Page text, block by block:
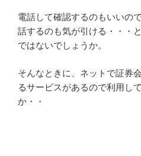
電話して確認するのもいいの
話するのも気が引ける・・・
ではないでしょうか。
そんなときに、ネットで証券
るサービスがあるので利用し
か・・